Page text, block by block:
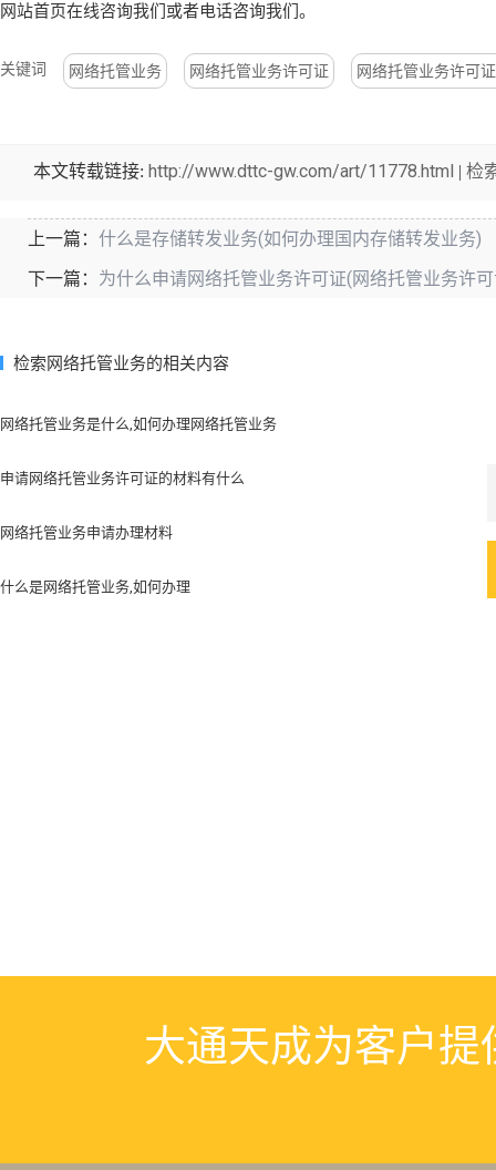
网站首页在线咨询我们或者电话咨询我们。
关键词 网络托管业务 网络托管业务许可证 网络托管业务许可
本文转载链接: http://www.dttc-gw.com/art/11778.html | 检
上一篇： 什么是存储转发业务(如何办理国内存储转发业务)
下一篇： 为什么申请网络托管业务许可证(网络托管业务许
检索网络托管业务的相关内容
网络托管业务是什么,如何办理网络托管业务
申请网络托管业务许可证的材料有什么
网络托管业务申请办理材料
什么是网络托管业务,如何办理
大通天成为客户